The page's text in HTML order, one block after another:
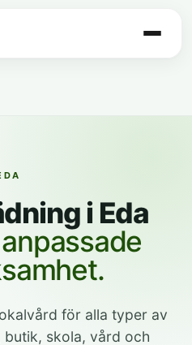
i Eda
för alla typer av
skola, vård och